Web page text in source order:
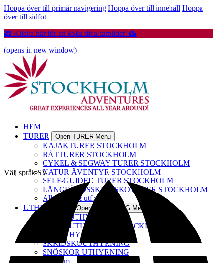
Hoppa över till primär navigering Hoppa över till innehåll Hoppa
över till sidfot
📸 Klicka här för att kolla dina turbilder! 📸
(opens in new window)
HEM
TURER
Open TURER Menu
KAJAKTURER STOCKHOLM
BÅTTURER STOCKHOLM
CYKEL & SEGWAY TURER STOCKHOLM
NATUR ÄVENTYR STOCKHOLM
SELF-GUIDED TURER STOCKHOLM
LÅNGFÄRDSSKRIDSKOTURER STOCKHOLM
Alla Turer & utflykter
UTHYRNING
Open UTHYRNING Menu
KAJAKUTHYRNING
CYKELUTHYRNING STOCKHOLM
SUP UTHYRNING
SKRIDSKOUTHYRNING
SNÖSKOR UTHYRNING
Din Fotoalbum
Välj språk SV